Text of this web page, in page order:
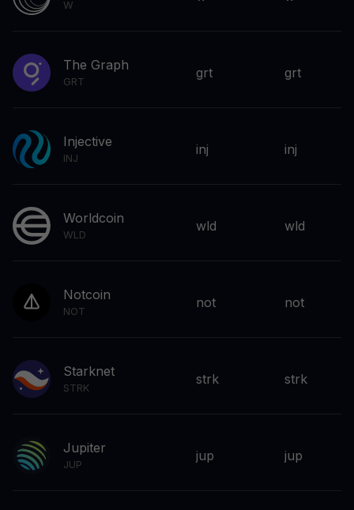
W
The Graph
GRT
grt grt
Injective
INJ
inj inj
Worldcoin
WLD
wld wld
Notcoin
NOT
not not
Starknet
STRK
strk strk
Jupiter
JUP
jup jup